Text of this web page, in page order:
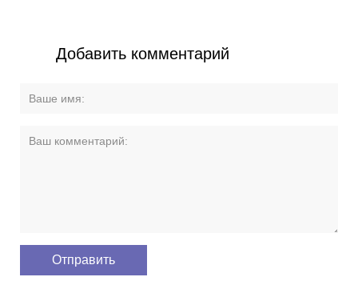
Добавить комментарий